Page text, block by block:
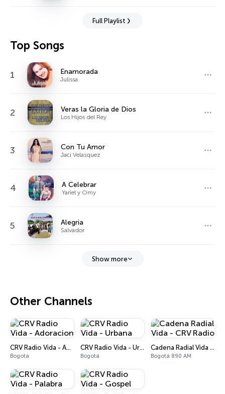
Full Playlist
Top Songs
1 Enamorada
Julissa
2 Veras la Gloria de Dios
Los Hijos del Rey
3 Con Tu Amor
Jaci Velasquez
4 A Celebrar
Yariel y Omy
5 Alegria
Salvador
Show more
Other Channels
CRV Radio Vida - Adoracion
Bogotá
CRV Radio Vida - Urbana
Bogotá
Cadena Radial Vida - CRV Radio
Bogotá 890 AM